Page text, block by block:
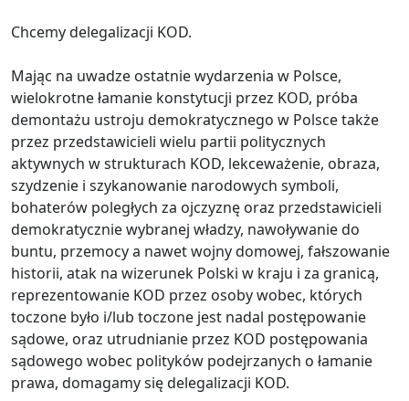
Chcemy delegalizacji KOD.
Mając na uwadze ostatnie wydarzenia w Polsce,
wielokrotne łamanie konstytucji przez KOD, próba
demontażu ustroju demokratycznego w Polsce także
przez przedstawicieli wielu partii politycznych
aktywnych w strukturach KOD, lekceważenie, obraza,
szydzenie i szykanowanie narodowych symboli,
bohaterów poległych za ojczyznę oraz przedstawicieli
demokratycznie wybranej władzy, nawoływanie do
buntu, przemocy a nawet wojny domowej, fałszowanie
historii, atak na wizerunek Polski w kraju i za granicą,
reprezentowanie KOD przez osoby wobec, których
toczone było i/lub toczone jest nadal postępowanie
sądowe, oraz utrudnianie przez KOD postępowania
sądowego wobec polityków podejrzanych o łamanie
prawa, domagamy się delegalizacji KOD.